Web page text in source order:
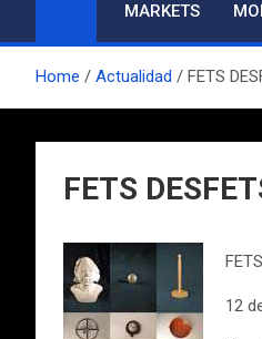
MARKETS
Home Actualidad FETS
FETS
12